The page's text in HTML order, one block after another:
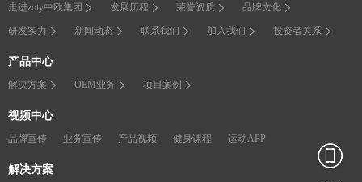
走进zoty中欧集团 发展历程 荣誉资质 品牌文化
研发实力 新闻动态 联系我们 加入我们 投资者关系
产品中心
解决方案 OEM业务 项目案例
视频中心
品牌宣传 业务宣传 产品视频 健身课程 运动APP
解决方案